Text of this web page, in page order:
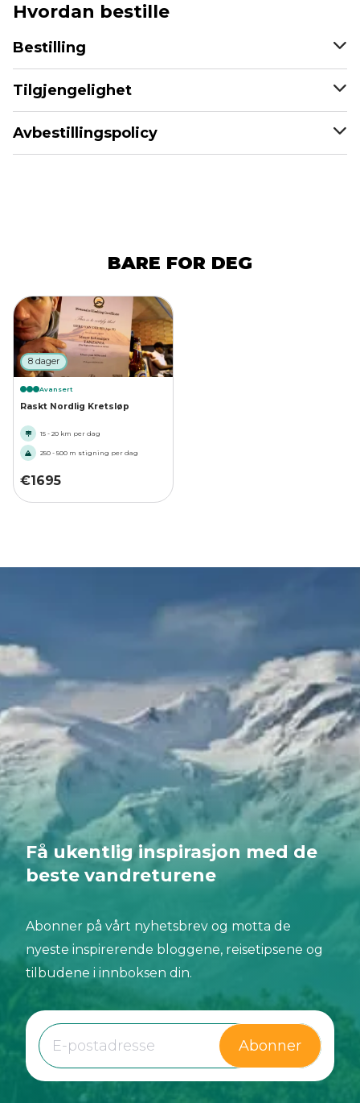
Hvordan bestille
Bestilling
Tilgjengelighet
Avbestillingspolicy
BARE FOR DEG
8 dager
Avansert
Raskt Nordlig Kretsløp
15 - 20 km per dag
250 - 500 m stigning per dag
€1695
Få ukentlig inspirasjon med de
beste vandreturene
Abonner på vårt nyhetsbrev og motta de
nyeste inspirerende bloggene, reisetipsene og
tilbudene i innboksen din.
Abonner